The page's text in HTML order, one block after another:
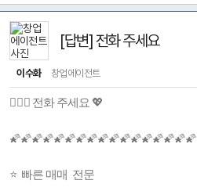
[답변] 전화 주세요
이수화 창업에이전트
👩🏻‍⚕️ 전화 주세요 💖
🌠🌠🌠🌠🌠🌠🌠🌠🌠🌠🌠🌠🌠🌠🌠🌠🌠
⭐ 빠른 매매 전문